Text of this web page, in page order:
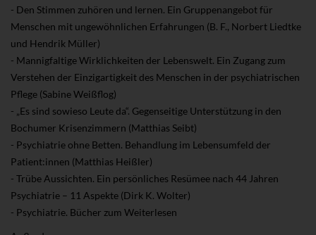
- Den Stimmen zuhören und lernen. Ein Gruppenangebot für
Menschen mit ungewöhnlichen Erfahrungen (B. F., Norbert Liedtke
und Hendrik Müller)
- Mannigfaltige Wirklichkeiten der Lebenswelt. Ein Zugang zum
Verstehen der Einzigartigkeit des Menschen in der psychiatrischen
Pflege (Sabine Weißflog)
- „Es sind sowieso Leute da“. Gegenseitige Unterstützung in den
Bochumer Krisenzimmern (Matthias Seibt)
- Psychiatrie ohne Betten. Behandlung im Lebensumfeld der
Patient:innen (Matthias Heißler)
- Trübe Aussichten. Ein persönliches Resümee nach 44 Jahren
Psychiatrie – 11 Aspekte (Dirk K. Wolter)
- Psychiatrie. Bücher zum Weiterlesen